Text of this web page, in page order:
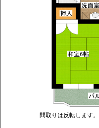
間取りは反転します